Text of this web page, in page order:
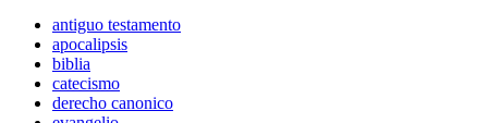
antiguo testamento
apocalipsis
biblia
catecismo
derecho canonico